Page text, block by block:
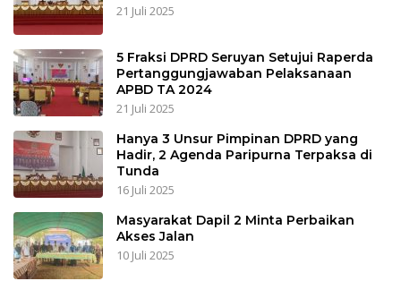
21 Juli 2025
5 Fraksi DPRD Seruyan Setujui Raperda
Pertanggungjawaban Pelaksanaan
APBD TA 2024
21 Juli 2025
Hanya 3 Unsur Pimpinan DPRD yang
Hadir, 2 Agenda Paripurna Terpaksa di
Tunda
16 Juli 2025
Masyarakat Dapil 2 Minta Perbaikan
Akses Jalan
10 Juli 2025